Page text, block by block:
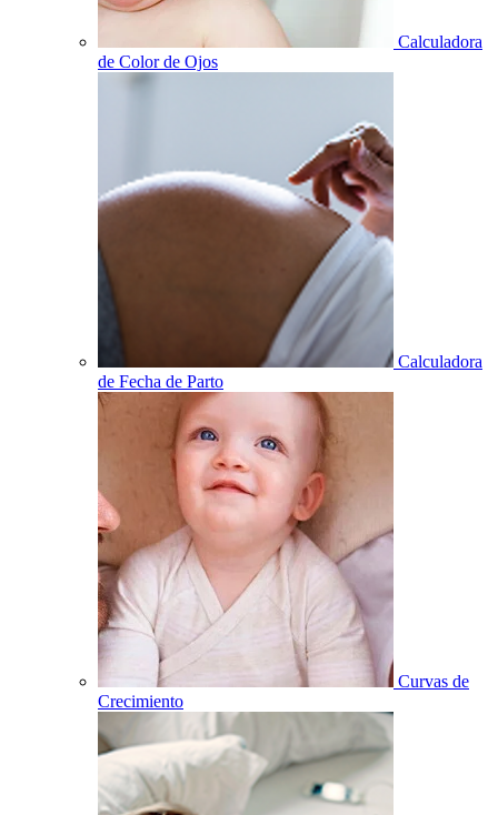
Calculadora
de Color de Ojos
Calculadora
de Fecha de Parto
Curvas de
Crecimiento